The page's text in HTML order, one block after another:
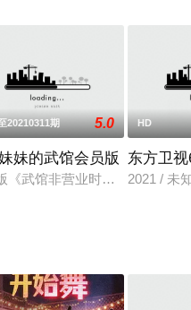
站2019
。《德云社张鹤伦相声专场石
20210311期 5.0
妹的武馆会员版
《武馆非营业时间》是《姐姐
HD
东方卫
2021 / 未